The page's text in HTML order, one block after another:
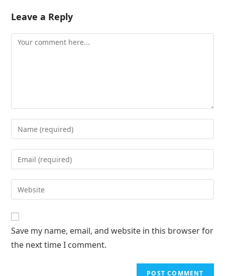
Leave a Reply
Save my name, email, and website in this browser for
the next time I comment.